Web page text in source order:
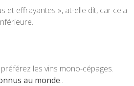
et effrayantes », at-elle dit, car cela
les vins mono-cépages.
au monde..